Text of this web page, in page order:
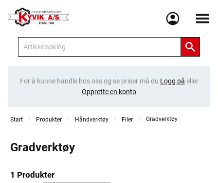
Meny
For å kunne handle hos oss og se priser må du Logg på eller
Opprette en konto
Start Produkter Håndverktøy Filer Gradverktøy
Gradverktøy
1 Produkter